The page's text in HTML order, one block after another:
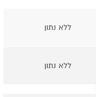
ללא נתון
ללא נתון